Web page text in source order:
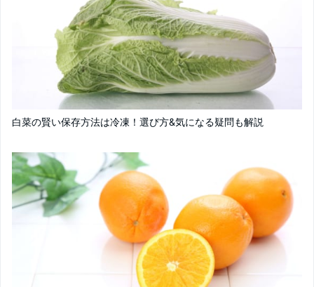
白菜の賢い保存方法は冷凍！選び方&気になる疑問も解説